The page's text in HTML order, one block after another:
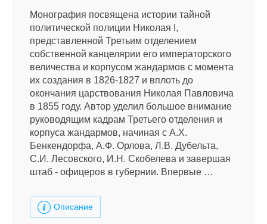
Монография посвящена истории тайной
политической полиции Николая I,
представленной Третьим отделением
собственной канцелярии его императорского
величества и корпусом жандармов с момента
их создания в 1826-1827 и вплоть до
окончания царствования Николая Павловича
в 1855 году. Автор уделил большое внимание
руководящим кадрам Третьего отделения и
корпуса жандармов, начиная с А.Х.
Бенкендорфа, А.Ф. Орлова, Л.В. Дубельта,
С.И. Лесовского, И.Н. Скобелева и завершая
штаб - офицеров в губернии. Впервые …
Описание